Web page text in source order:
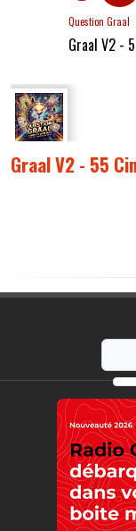
Question Graal
Graal V2 -
Graal V2 - 55